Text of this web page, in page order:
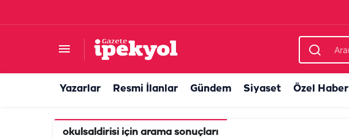
Yazarlar Resmi İlanlar Gündem Siyaset Özel Haber
okulsaldirisi için arama sonuçları